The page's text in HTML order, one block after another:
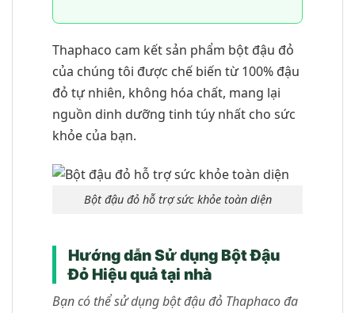
Thaphaco cam kết sản phẩm bột đậu đỏ
của chúng tôi được chế biến từ 100% đậu
đỏ tự nhiên, không hóa chất, mang lại
nguồn dinh dưỡng tinh túy nhất cho sức
khỏe của bạn.
Bột đậu đỏ hỗ trợ sức khỏe toàn diện
Hướng dẫn Sử dụng Bột Đậu
Đỏ Hiệu quả tại nhà
Bạn có thể sử dụng bột đậu đỏ Thaphaco đa